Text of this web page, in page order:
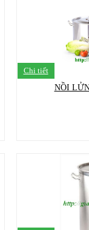
Chi tiết
NỒI